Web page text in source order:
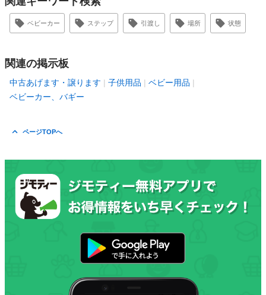
ベビーカー ステップ 引渡し 場所 状態
関連の掲示板
中古あげます・譲ります 子供用品
ベビー用品
ベビーカー、バギー
ページTOPへ